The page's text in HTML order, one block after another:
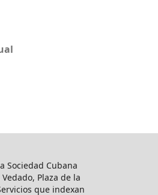
Sociedad Cubana
Plaza de la
que indexan